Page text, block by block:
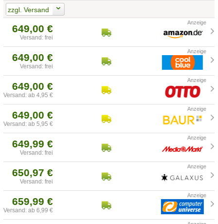
zzgl. Versand
649,00 €
Versand: frei
649,00 €
Versand: frei
649,00 €
Versand: ab 4,95 €
649,00 €
Versand: ab 5,95 €
649,99 €
Versand: frei
650,97 €
Versand: frei
659,99 €
Versand: ab 6,99 €